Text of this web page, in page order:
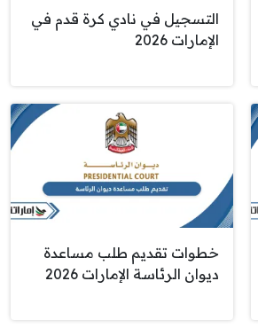
التسجيل في نادي كرة قدم في
الإمارات 2026
خطوات تقديم طلب مساعدة
ديوان الرئاسة الإمارات 2026